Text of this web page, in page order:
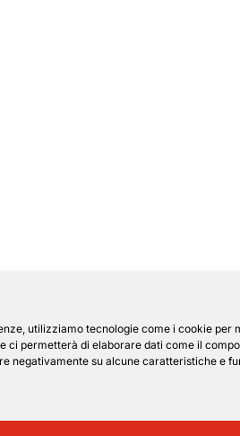
utilizziamo tecnologie come i cookie
ci permetterà di elaborare dati come il
negativamente su alcune caratteristiche e